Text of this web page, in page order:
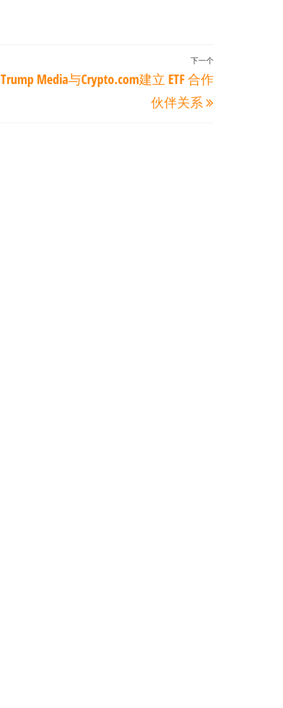
下
下一个
Trump Media与Crypto.com建立 ETF 合作
伙伴关系